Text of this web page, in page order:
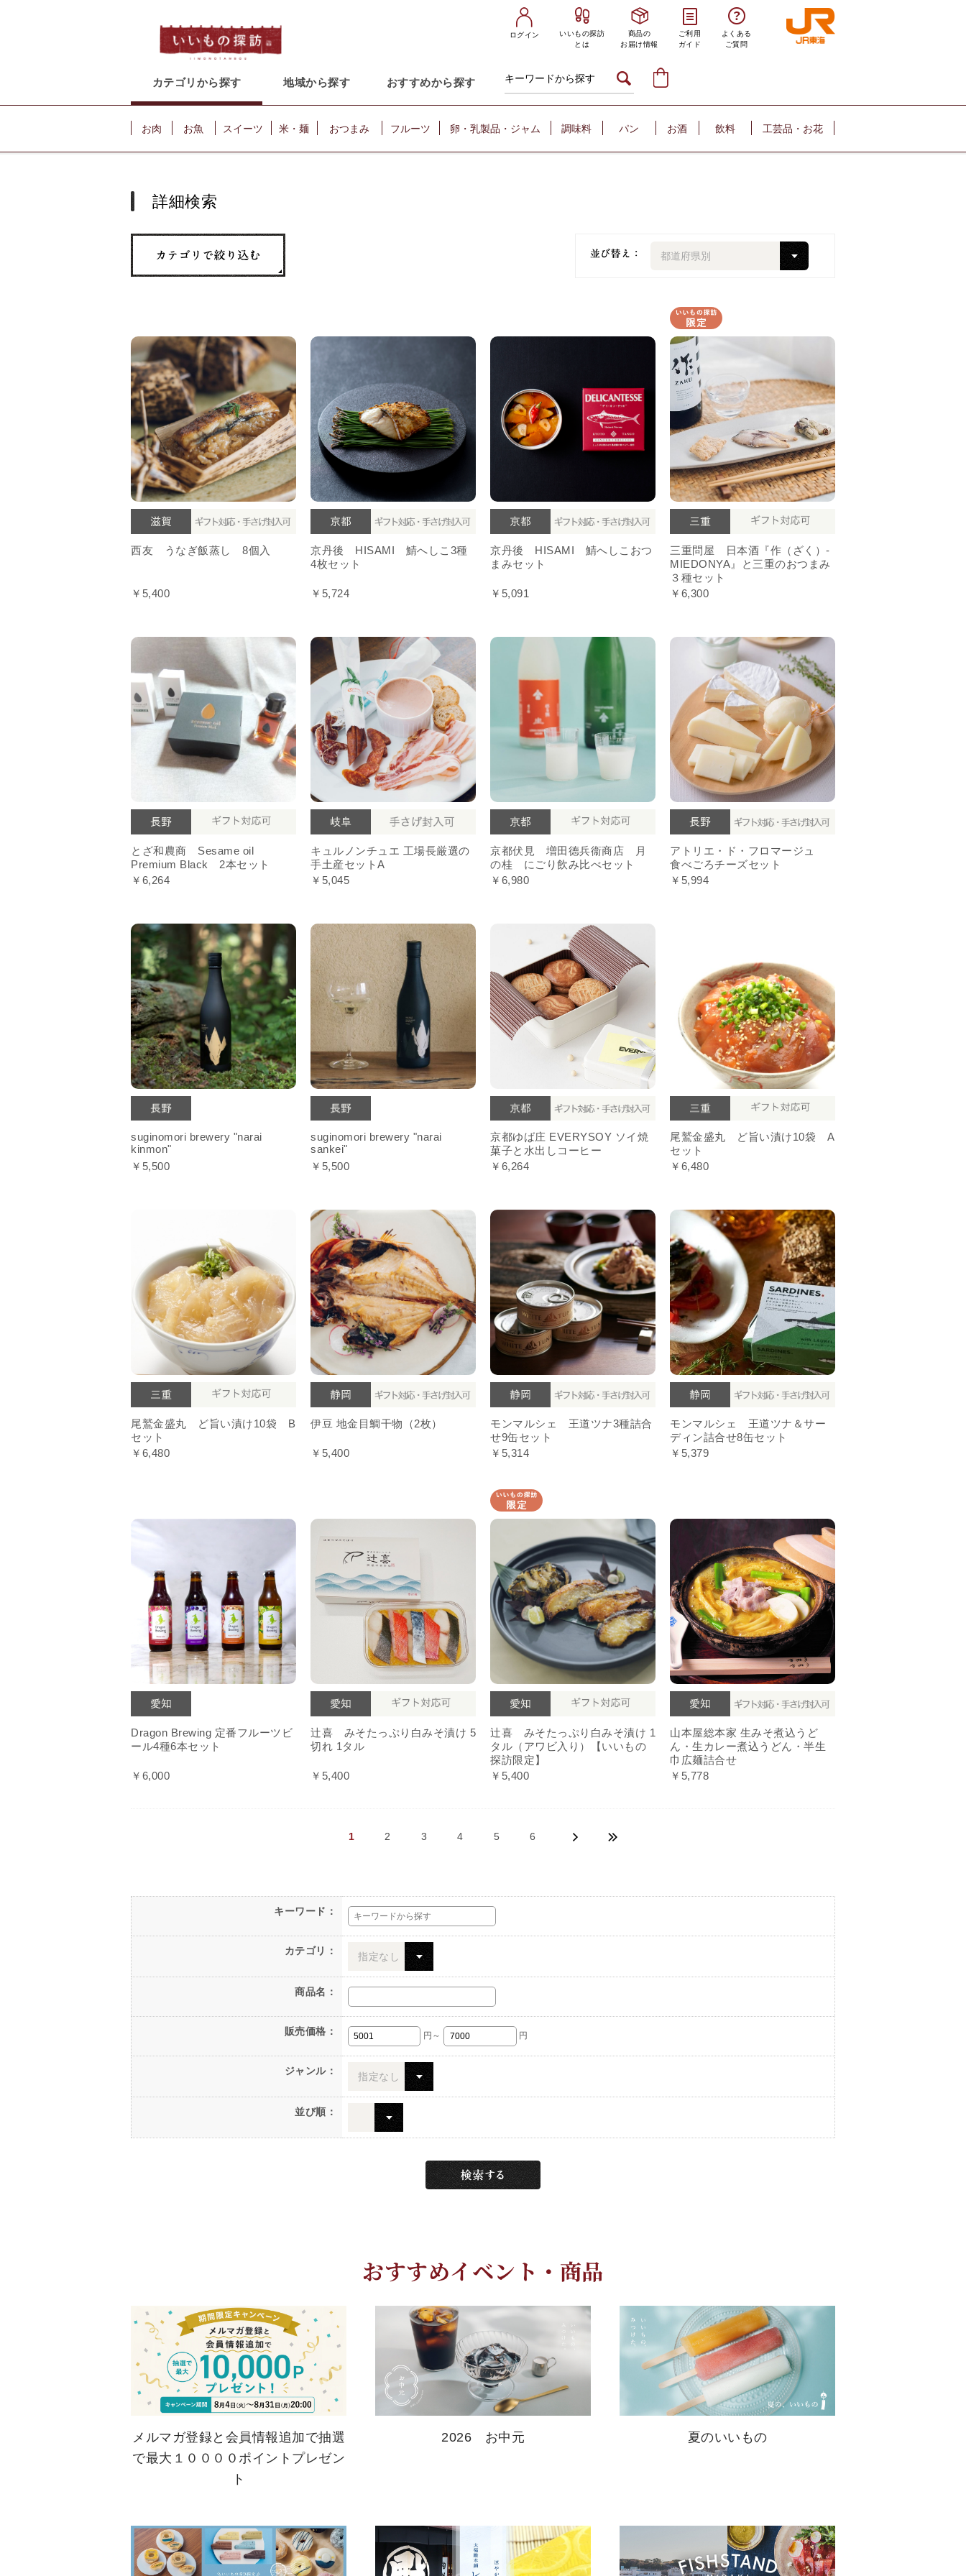
ログイン
いいもの探訪
とは
商品の
お届け情報
ご利用
ガイド
よくある
ご質問
カテゴリから探す 地域から探す おすすめから探す
お肉 お魚 スイーツ 米・麺 おつまみ フルーツ 卵・乳製品・ジャム 調味料 パン お酒 飲料 工芸品・お花
詳細検索
都道府県別
西友 うなぎ飯蒸し 8個入
￥5,400
京丹後 HISAMI 鯖へしこ3種
4枚セット
￥5,724
京丹後 HISAMI 鯖へしこおつ
まみセット
￥5,091
三重問屋 日本酒『作（ざく）-
MIEDONYA』と三重のおつまみ
３種セット
￥6,300
とざ和農商 Sesame oil
Premium Black 2本セット
￥6,264
キュルノンチュエ 工場長厳選の
手土産セットA
￥5,045
京都伏見 増田德兵衞商店 月
の桂 にごり飲み比べセット
￥6,980
アトリエ・ド・フロマージュ
食べごろチーズセット
￥5,994
suginomori brewery "narai
kinmon"
￥5,500
suginomori brewery "narai
sankei"
￥5,500
京都ゆば庄 EVERYSOY ソイ焼
菓子と水出しコーヒー
￥6,264
尾鷲金盛丸 ど旨い漬け10袋 A
セット
￥6,480
尾鷲金盛丸 ど旨い漬け10袋 B
セット
￥6,480
伊豆 地金目鯛干物（2枚）
￥5,400
モンマルシェ 王道ツナ3種詰合
せ9缶セット
￥5,314
モンマルシェ 王道ツナ＆サー
ディン詰合せ8缶セット
￥5,379
Dragon Brewing 定番フルーツビ
ール4種6本セット
￥6,000
辻喜 みそたっぷり白みそ漬け 5
切れ 1タル
￥5,400
辻喜 みそたっぷり白みそ漬け 1
タル（アワビ入り）【いいもの
探訪限定】
￥5,400
山本屋総本家 生みそ煮込うど
ん・生カレー煮込うどん・半生
巾広麺詰合せ
￥5,778
1 2 3 4 5 6
キーワード：
カテゴリ： 指定なし
商品名：
販売価格： 円～ 円
ジャンル： 指定なし
並び順：
おすすめイベント・商品
メルマガ登録と会員情報追加で抽選
で最大１００００ポイントプレゼン
ト
2026 お中元 夏のいいもの